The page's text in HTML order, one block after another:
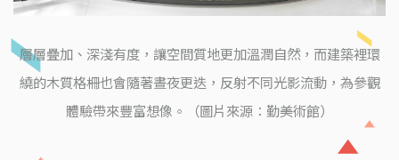
層層疊加、深淺有度，讓空間質地更加溫潤自然，而建築裡環
繞的木質格柵也會隨著晝夜更迭，反射不同光影流動，為參觀
體驗帶來豐富想像。（圖片來源：勤美術館）